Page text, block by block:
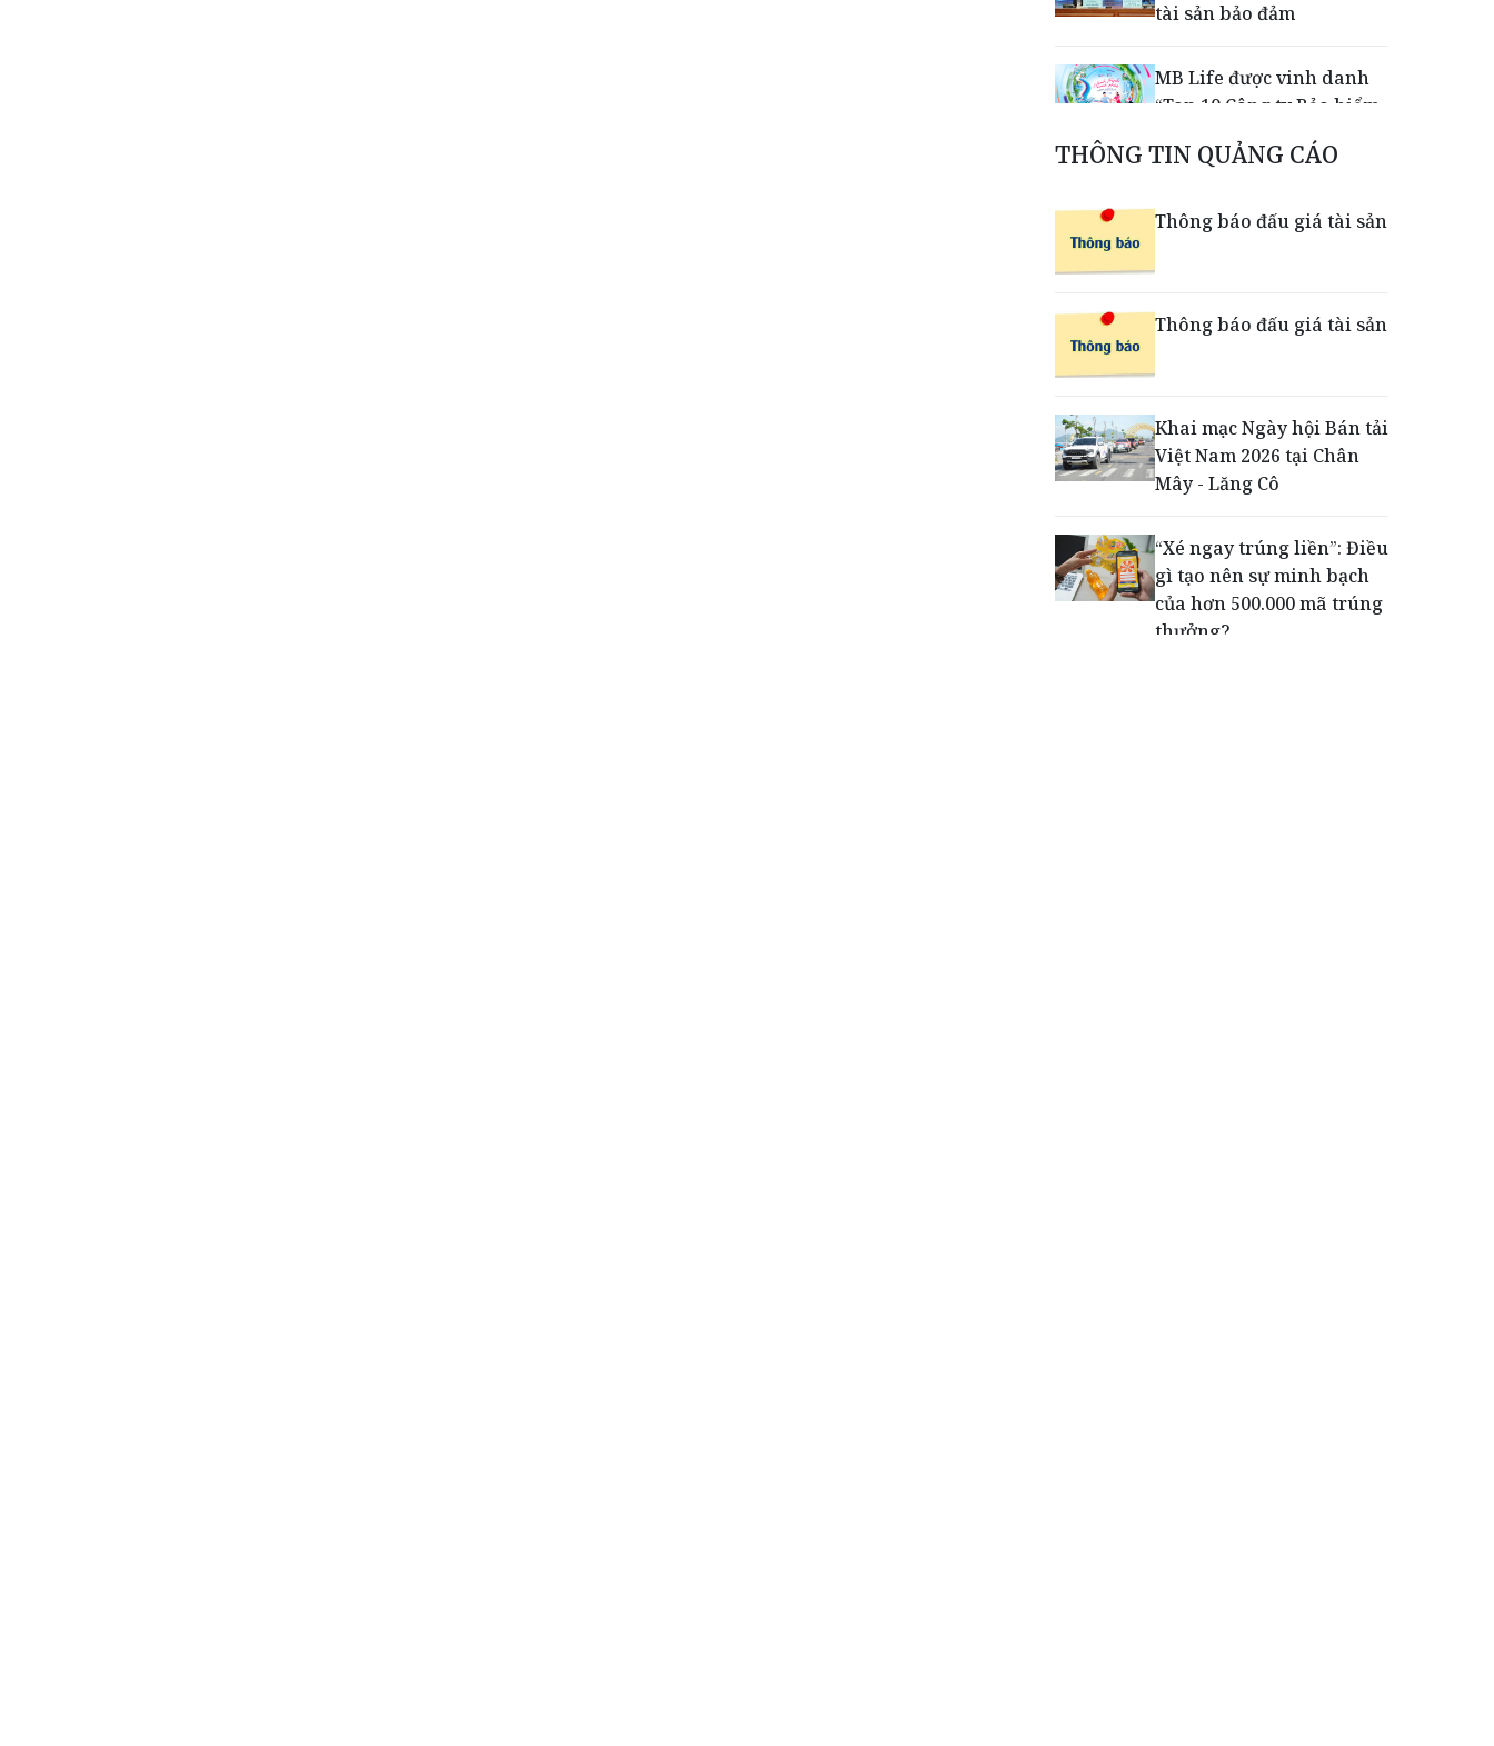
tài sản bảo đảm
MB Life được vinh danh
“Top 10 Công ty Bảo hiểm
Mastercard tiên phong
vật lý
những 'trái tim lỗi'
THÔNG TIN QUẢNG CÁO
Thông báo đấu giá tài sản
Thông báo đấu giá tài sản
Khai mạc Ngày hội Bán tải
Việt Nam 2026 tại Chân
Mây - Lăng Cô
“Xé ngay trúng liền”: Điều
gì tạo nên sự minh bạch
của hơn 500.000 mã trúng
thưởng?